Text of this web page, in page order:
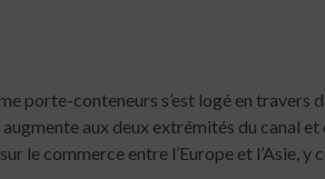
porte-conteneurs s’est logé en travers
aux deux extrémités du canal
le commerce entre l’Europe et l’Asie, y